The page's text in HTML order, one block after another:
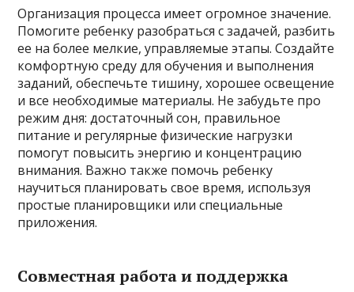
Организация процесса имеет огромное значение.
Помогите ребенку разобраться с задачей, разбить
ее на более мелкие, управляемые этапы. Создайте
комфортную среду для обучения и выполнения
заданий, обеспечьте тишину, хорошее освещение
и все необходимые материалы. Не забудьте про
режим дня: достаточный сон, правильное
питание и регулярные физические нагрузки
помогут повысить энергию и концентрацию
внимания. Важно также помочь ребенку
научиться планировать свое время, используя
простые планировщики или специальные
приложения.
Совместная работа и поддержка